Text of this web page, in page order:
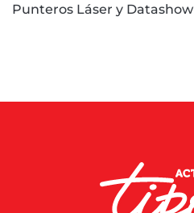
Punteros Láser y Datashow